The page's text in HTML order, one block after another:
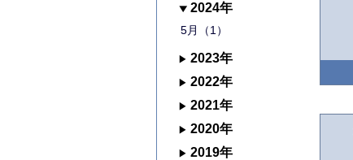
2024年
5月（1）
2023年
2022年
2021年
2020年
2019年